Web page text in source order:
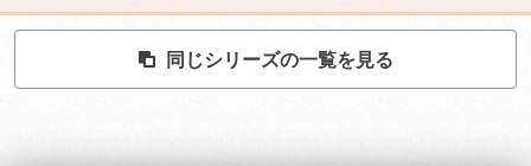
同じシリーズの一覧を見る